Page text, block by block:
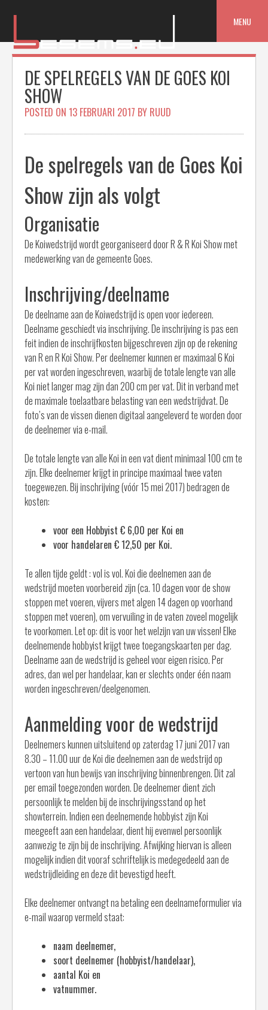
MENU
DE SPELREGELS VAN DE GOES KOI
SHOW
POSTED ON 13 FEBRUARI 2017 BY RUUD
De spelregels van de Goes Koi
Show zijn als volgt
Organisatie
De Koiwedstrijd wordt georganiseerd door R & R Koi Show met
medewerking van de gemeente Goes.
Inschrijving/deelname
De deelname aan de Koiwedstrijd is open voor iedereen.
Deelname geschiedt via inschrijving. De inschrijving is pas een
feit indien de inschrijfkosten bijgeschreven zijn op de rekening
van R en R Koi Show. Per deelnemer kunnen er maximaal 6 Koi
per vat worden ingeschreven, waarbij de totale lengte van alle
Koi niet langer mag zijn dan 200 cm per vat. Dit in verband met
de maximale toelaatbare belasting van een wedstrijdvat. De
foto’s van de vissen dienen digitaal aangeleverd te worden door
de deelnemer via e-mail.
De totale lengte van alle Koi in een vat dient minimaal 100 cm te
zijn. Elke deelnemer krijgt in principe maximaal twee vaten
toegewezen. Bij inschrijving (vóór 15 mei 2017) bedragen de
kosten:
voor een Hobbyist € 6,00 per Koi en
voor handelaren € 12,50 per Koi.
Te allen tijde geldt : vol is vol. Koi die deelnemen aan de
wedstrijd moeten voorbereid zijn (ca. 10 dagen voor de show
stoppen met voeren, vijvers met algen 14 dagen op voorhand
stoppen met voeren), om vervuiling in de vaten zoveel mogelijk
te voorkomen. Let op: dit is voor het welzijn van uw vissen! Elke
deelnemende hobbyist krijgt twee toegangskaarten per dag.
Deelname aan de wedstrijd is geheel voor eigen risico. Per
adres, dan wel per handelaar, kan er slechts onder één naam
worden ingeschreven/deelgenomen.
Aanmelding voor de wedstrijd
Deelnemers kunnen uitsluitend op zaterdag 17 juni 2017 van
8.30 – 11.00 uur de Koi die deelnemen aan de wedstrijd op
vertoon van hun bewijs van inschrijving binnenbrengen. Dit zal
per email toegezonden worden. De deelnemer dient zich
persoonlijk te melden bij de inschrijvingsstand op het
showterrein. Indien een deelnemende hobbyist zijn Koi
meegeeft aan een handelaar, dient hij evenwel persoonlijk
aanwezig te zijn bij de inschrijving. Afwijking hiervan is alleen
mogelijk indien dit vooraf schriftelijk is medegedeeld aan de
wedstrijdleiding en deze dit bevestigd heeft.
Elke deelnemer ontvangt na betaling een deelnameformulier via
e-mail waarop vermeld staat:
naam deelnemer,
soort deelnemer (hobbyist/handelaar),
aantal Koi en
vatnummer.